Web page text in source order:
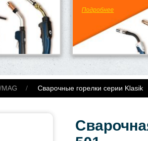
Подробнее
Сварочные горелки серии Klasik